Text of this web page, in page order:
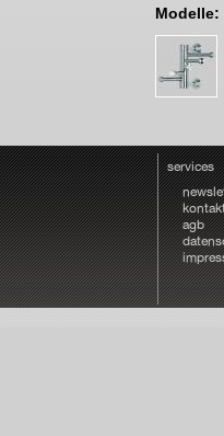
Modelle:
services
agb